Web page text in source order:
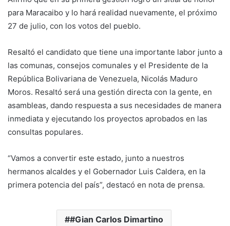
para Maracaibo y lo hará realidad nuevamente, el próximo
27 de julio, con los votos del pueblo.
Resaltó el candidato que tiene una importante labor junto a
las comunas, consejos comunales y el Presidente de la
República Bolivariana de Venezuela, Nicolás Maduro
Moros. Resaltó será una gestión directa con la gente, en
asambleas, dando respuesta a sus necesidades de manera
inmediata y ejecutando los proyectos aprobados en las
consultas populares.
“Vamos a convertir este estado, junto a nuestros
hermanos alcaldes y el Gobernador Luis Caldera, en la
primera potencia del país”, destacó en nota de prensa.
#Gian Carlos Dimartino